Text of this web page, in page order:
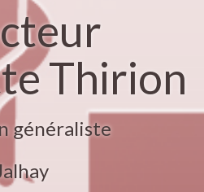
Thirion
généraliste